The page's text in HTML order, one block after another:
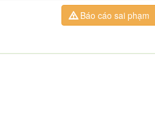
Báo cáo sai phạm